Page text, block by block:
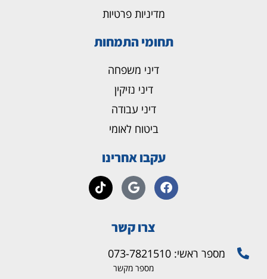
מדיניות פרטיות
תחומי התמחות
דיני משפחה
דיני נזיקין
דיני עבודה
ביטוח לאומי
עקבו אחרינו
צרו קשר
מספר ראשי: 073-7821510
מספר מקשר